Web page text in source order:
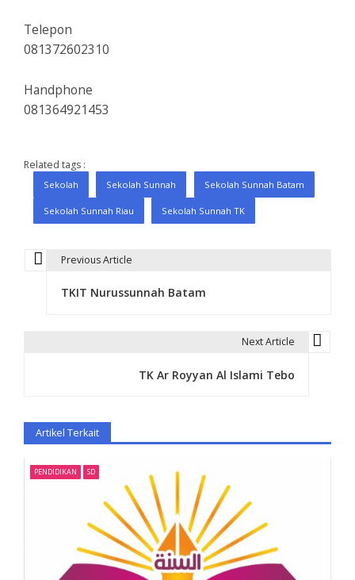
Telepon
081372602310
Handphone
081364921453
Related tags :
Sekolah Sekolah Sunnah Sekolah Sunnah Batam
Sekolah Sunnah Riau Sekolah Sunnah TK
a
v
Previous Article
TKIT Nurussunnah Batam
Next Article
TK Ar Royyan Al Islami Tebo
Artikel Terkait
PENDIDIKAN SD